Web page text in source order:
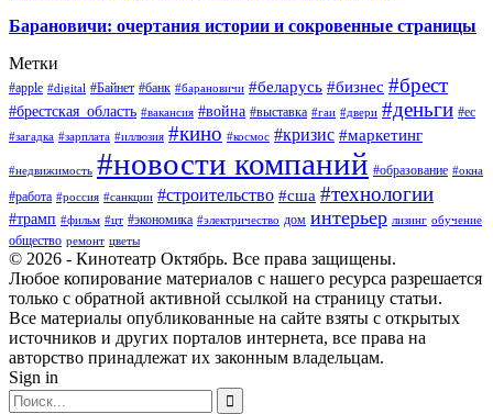
Барановичи: очертания истории и сокровенные страницы
Метки
#apple #digital #Байнет #банк #барановичи #беларусь #бизнес #брест
#брестская_область #вакансия #война #выставка #гаи #двери #деньги #ес
#загадка #зарплата #иллюзия #кино #космос #кризис #маркетинг
#недвижимость #новости компаний #образование #окна
#работа #россия #санкции #строительство #сша #технологии
#трамп #фильм #цт #экономика #электричество дом интерьер лизинг обучение
общество ремонт цветы
© 2026 - Кинотеатр Октябрь. Все права защищены.
Любое копирование материалов с нашего ресурса разрешается
только с обратной активной ссылкой на страницу статьи.
Все материалы опубликованные на сайте взяты с открытых
источников и других порталов интернета, все права на
авторство принадлежат их законным владельцам.
Sign in